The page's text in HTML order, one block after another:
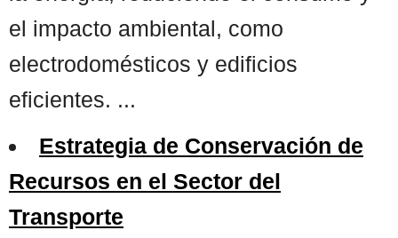
el impacto ambiental, como
electrodomésticos y edificios
eficientes. ...
Estrategia de Conservación de
Recursos en el Sector del
Transporte